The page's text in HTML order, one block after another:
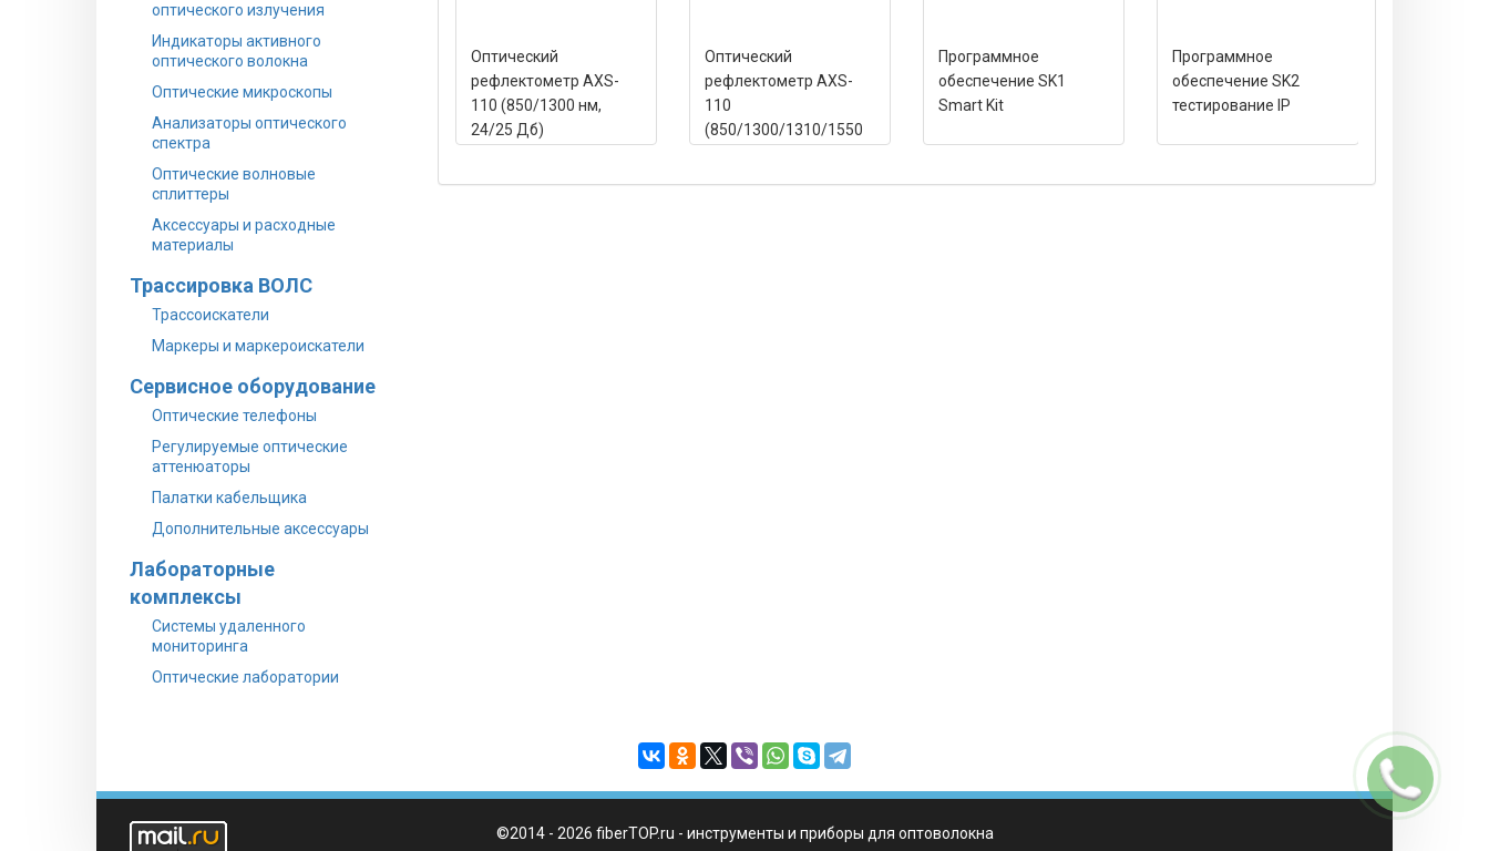
оптического излучения
Индикаторы активного
оптического волокна
Оптические микроскопы
Анализаторы оптического
спектра
Оптические волновые
сплиттеры
Аксессуары и расходные
материалы
Трассировка ВОЛС
Трассоискатели
Маркеры и маркероискатели
Сервисное оборудование
Оптические телефоны
Регулируемые оптические
аттенюаторы
Палатки кабельщика
Дополнительные аксессуары
Лабораторные
комплексы
Системы удаленного
мониторинга
Оптические лаборатории
Оптический
рефлектометр AXS-
110 (850/1300 нм,
24/25 Дб)
Оптический
рефлектометр AXS-
110
(850/1300/1310/1550
Программное
обеспечение SK1
Smart Kit
Программное
обеспечение SK2
тестирование IP
©2014 - 2026 fiberTOP.ru - инструменты и приборы для оптоволокна
Заказать
звонок